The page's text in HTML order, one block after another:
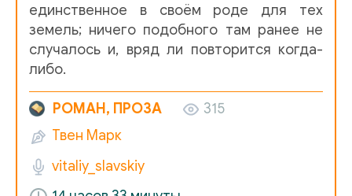
21
23
24
25
единственное в своём роде для тех
земель; ничего подобного там ранее не
случалось и, вряд ли повторится когда-
либо.
РОМАН, ПРОЗА
315
Твен Марк
vitaliy_slavskiy